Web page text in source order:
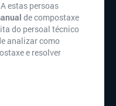
estas persoas
de compostaxe
do persoal técnico
analizar como
e resolver